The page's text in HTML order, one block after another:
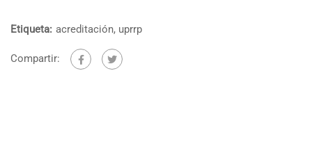
Etiqueta: acreditación, uprrp
Compartir: